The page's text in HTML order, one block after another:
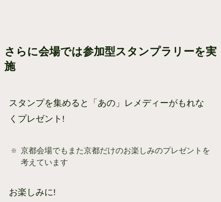
さらに会場では参加型スタンプラリーを実
施
スタンプを集めると「あの」レメディーがもれな
くプレゼント!
京都会場でもまた京都だけのお楽しみのプレゼントを
考えています
お楽しみに!